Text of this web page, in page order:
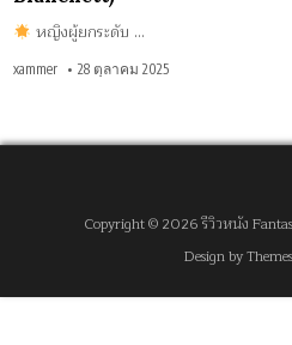
หญิงผู้ยกระดับ …
xammer 28 ตุลาคม 2025
Copyright © 2026 รีวิวหนัง
Design by